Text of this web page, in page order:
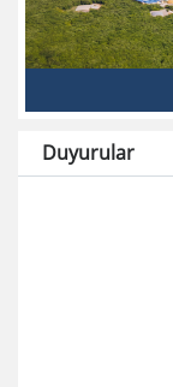
Duyurular